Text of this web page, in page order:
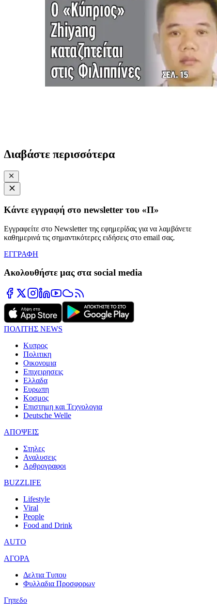
Διαβάστε περισσότερα
Κάντε εγγραφή στο newsletter του «Π»
Εγγραφείτε στο Newsletter της εφημερίδας για να λαμβάνετε
καθημερινά τις σημαντικότερες ειδήσεις στο email σας.
ΕΓΓΡΑΦΗ
Ακολουθήστε μας στα social media
ΠΟΛΙΤΗΣ NEWS
Κυπρος
Πολιτικη
Οικονομια
Επιχειρησεις
Ελλαδα
Ευρωπη
Κοσμος
Επιστημη και Τεχνολογια
Deutsche Welle
ΑΠΟΨΕΙΣ
Στηλες
Αναλυσεις
Αρθρογραφοι
BUZZLIFE
Lifestyle
Viral
People
Food and Drink
AUTO
ΑΓΟΡΑ
Δελτια Τυπου
Φυλλαδια Προσφορων
Γηπεδο